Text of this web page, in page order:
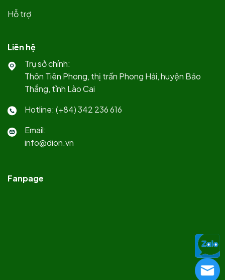
Hỗ trợ
Liên hệ
Trụ sở chính:
Thôn Tiên Phong, thị trấn Phong Hải, huyện Bảo
Thắng, tỉnh Lào Cai
Hotline: (+84) 342 236 616
Email:
info@dion.vn
Fanpage